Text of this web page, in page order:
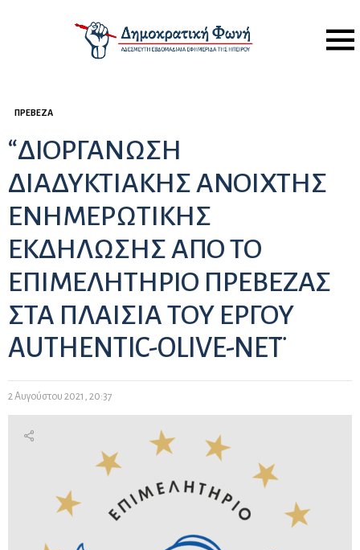
Menu
ΠΡΈΒΕΖΑ
“ΔΙΟΡΓΑΝΩΣΗ
ΔΙΑΔΥΚΤΙΑΚΗΣ ΑΝΟΙΧΤΗΣ
ΕΝΗΜΕΡΩΤΙΚΗΣ
ΕΚΔΗΛΩΣΗΣ ΑΠΟ ΤΟ
ΕΠΙΜΕΛΗΤΗΡΙΟ ΠΡΕΒΕΖΑΣ
ΣΤΑ ΠΛΑΙΣΙΑ ΤΟΥ ΕΡΓΟΥ
AUTHENTIC-OLIVE-NET ̈
2 Αυγούστου 2021, 20:37